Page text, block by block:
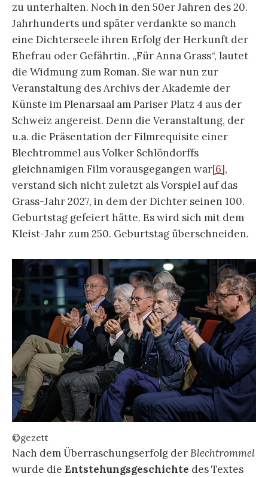
zu unterhalten. Noch in den 50er Jahren des 20.
Jahrhunderts und später verdankte so manch
eine Dichterseele ihren Erfolg der Herkunft der
Ehefrau oder Gefährtin. „Für Anna Grass“, lautet
die Widmung zum Roman. Sie war nun zur
Veranstaltung des Archivs der Akademie der
Künste im Plenarsaal am Pariser Platz 4 aus der
Schweiz angereist. Denn die Veranstaltung, der
u.a. die Präsentation der Filmrequisite einer
Blechtrommel aus Volker Schlöndorffs
gleichnamigen Film vorausgegangen war[6],
verstand sich nicht zuletzt als Vorspiel auf das
Grass-Jahr 2027, in dem der Dichter seinen 100.
Geburtstag gefeiert hätte. Es wird sich mit dem
Kleist-Jahr zum 250. Geburtstag überschneiden.
©gezett
Nach dem Überraschungserfolg derBlechtrommel
wurde die Entstehungsgeschichte des Textes